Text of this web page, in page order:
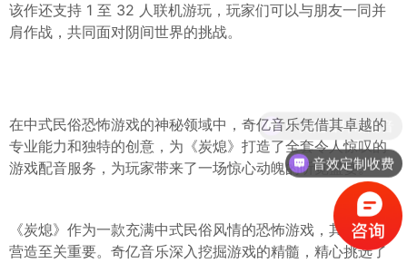
该作还支持 1 至 32 人联机游玩，玩家们可以与朋友一同并
肩作战，共同面对阴间世界的挑战。
在中式民俗恐怖游戏的神秘领域中，奇亿音乐凭借其卓越的
专业能力和独特的创意，为《炭熄》打造了全套令人惊叹的
游戏配音服务，为玩家带来了一场惊心动魄的听觉盛宴。
《炭熄》作为一款充满中式民俗风情的恐怖游戏，其氛围的
营造至关重要。奇亿音乐深入挖掘游戏的精髓，精心挑选了
音效定制收费
中文配音外语配音